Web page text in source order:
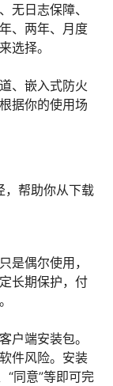
无日志保障、
、两年、月度
选择。
、嵌入式防火
据你的使用场
，帮助你从下载
是偶尔使用，
长期保护，付
户端安装包。
件风险。安装
“同意”等即可完